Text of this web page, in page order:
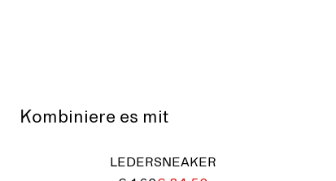
Kombiniere es mit
LEDERSNEAKER